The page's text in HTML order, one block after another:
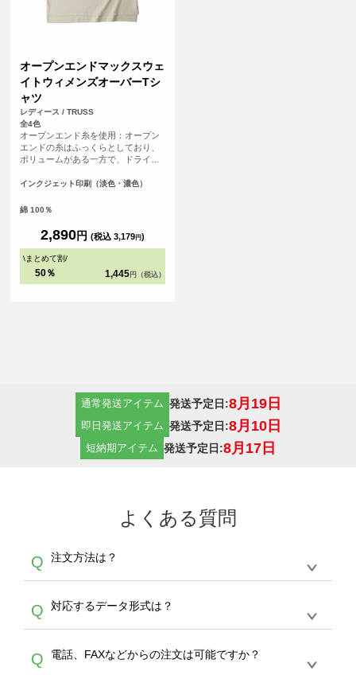
オープンエンドマックスウェ
イトウィメンズオーバーTシ
ャツ
レディース / TRUSS
全4色
オープンエンド糸を使用：オープン
エンドの糸はふっくらとしており、
ボリュームがある一方で、ドライで
縫製仕様。前後段違い仕様の裾スリ
インクジェット印刷（淡色・濃色）
綿 100％
2,890円 (税込 3,179円)
\まとめて割/
50％ 1,445 円（税込）
通常発送アイテム 発送予定日:8月19日
即日発送アイテム 発送予定日:8月10日
短納期アイテム 発送予定日:8月17日
よくある質問
Q 注文方法は？
A
生産にて承っております。デザインツールから
デザインの作成から決済まで完了できます。
30枚以上やシルク印刷など、大口注文の場合
は、サポートが担当するエコバッグコンシェル
Q 対応するデータ形式は？
A
ドできるデータ形式は、JPG / PNG / AI / PSD /
Q 電話、FAXなどからの注文は可能ですか？